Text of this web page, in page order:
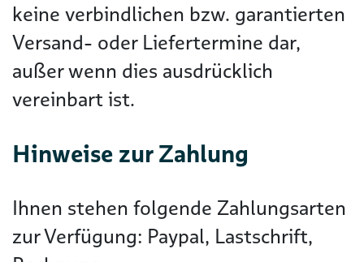
keine verbindlichen bzw. garantierten
Versand- oder Liefertermine dar,
außer wenn dies ausdrücklich
vereinbart ist.
Hinweise zur Zahlung
Ihnen stehen folgende Zahlungsarten
zur Verfügung: Paypal, Lastschrift,